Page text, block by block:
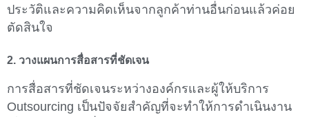
ประวัติและความคิดเห็นจากลูกค้าท่านอื่นก่อนแล้วค่อย
ตัดสินใจ
2. วางแผนการสื่อสารที่ชัดเจน
การสื่อสารที่ชัดเจนระหว่างองค์กรและผู้ให้บริการ
Outsourcing เป็นปัจจัยสำคัญที่จะทำให้การดำเนินงาน